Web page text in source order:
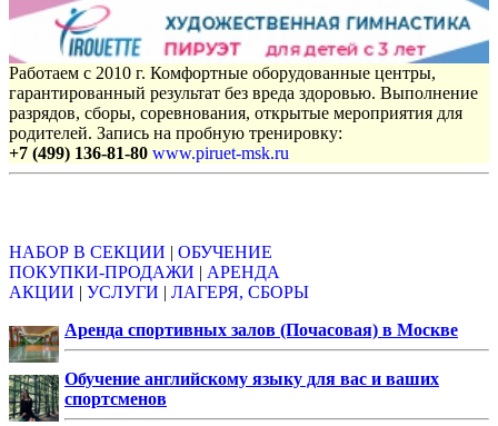
Работаем с 2010 г. Комфортные оборудованные центры,
гарантированный результат без вреда здоровью. Выполнение
разрядов, сборы, соревнования, открытые мероприятия для
родителей. Запись на пробную тренировку:
+7 (499) 136-81-80 www.piruet-msk.ru
НАБОР В СЕКЦИИ | ОБУЧЕНИЕ
ПОКУПКИ-ПРОДАЖИ | АРЕНДА
АКЦИИ | УСЛУГИ | ЛАГЕРЯ, СБОРЫ
Аренда спортивных залов (Почасовая) в Москве
Обучение английскому языку для вас и ваших
спортсменов